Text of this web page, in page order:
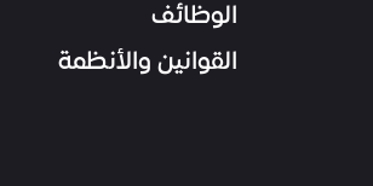
الوظائف
القوانين والأنظمة